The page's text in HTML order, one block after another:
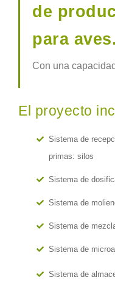
de
para aves.
Con una
El proyecto
Sistema de
primas: silos
Sistema de
Sistema de
Sistema de
Sistema de
Sistema de